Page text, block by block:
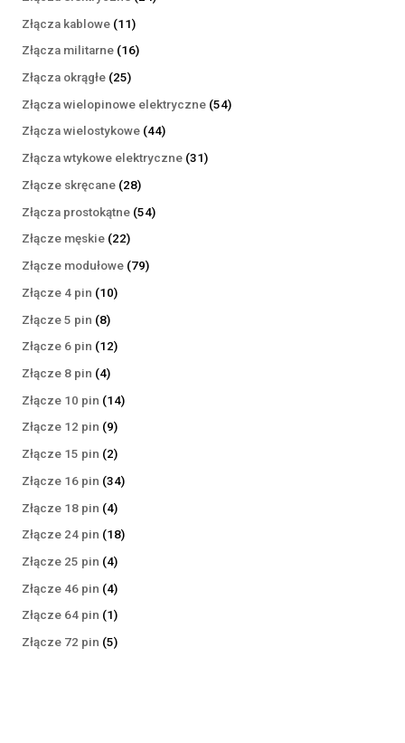
Złącza kablowe 1111
produktów
Złącza militarne 1616
Złącza okrągłe 2525
produktów
Złącza wielopinowe elektryczne 5454
Złącza wielostykowe 4444
produkty
Złącza wtykowe elektryczne 3131
Złącze skręcane 2828
produktów
Złącza prostokątne 5454
Złącze męskie 2222
produkty
Złącze modułowe 7979
Złącze 4 pin 1010
Złącze 5 pin 88
produktów
Złącze 6 pin 1212
Złącze 8 pin 44
produkty
Złącze 10 pin 1414
Złącze 12 pin 99
produktów
Złącze 15 pin 22
produkty
Złącze 16 pin 3434
Złącze 18 pin 44
produkty
Złącze 24 pin 1818
Złącze 25 pin 44
produkty
Złącze 46 pin 44
produkty
Złącze 64 pin 11
produkt
Złącze 72 pin 55